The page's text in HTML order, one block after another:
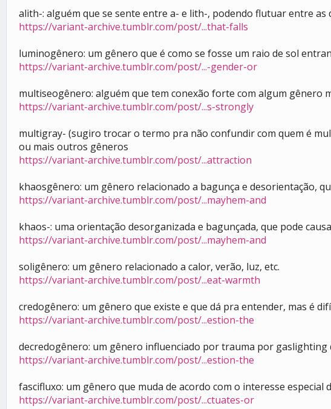
alith-: alguém que se sente entre a- e lith-, podendo flutuar entre as
https://variant-archive.tumblr.com/post/...that-falls
luminogênero: um gênero que é como se fosse um raio de sol
https://variant-archive.tumblr.com/post/...-gender-or
multiseogênero: alguém que tem conexão forte com algum
https://variant-archive.tumblr.com/post/...s-strongly
multigray- (sugiro trocar o termo pra não confundir com quem é
ou mais outros gêneros
https://variant-archive.tumblr.com/post/...attraction
khaosgênero: um gênero relacionado a bagunça e desorientação,
https://variant-archive.tumblr.com/post/...mayhem-and
khaos-: uma orientação desorganizada e bagunçada, que pode
https://variant-archive.tumblr.com/post/...mayhem-and
soligênero: um gênero relacionado a calor, verão, luz, etc.
https://variant-archive.tumblr.com/post/...eat-warmth
credogênero: um gênero que existe e que dá pra entender, mas é
https://variant-archive.tumblr.com/post/...estion-the
decredogênero: um gênero influenciado por trauma por gaslighting
https://variant-archive.tumblr.com/post/...estion-the
fascifluxo: um gênero que muda de acordo com o interesse especial
https://variant-archive.tumblr.com/post/...ctuates-or